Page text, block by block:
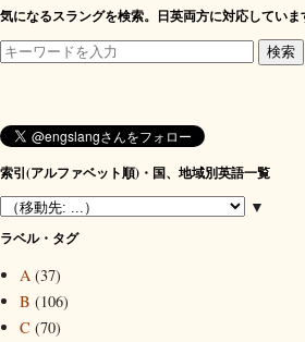
気になるスラングを検索。日英両方に対応していま
索引(アルファベット順)・国、地域別英語一覧
▼
ラベル・タグ
A (37)
B (106)
C (70)